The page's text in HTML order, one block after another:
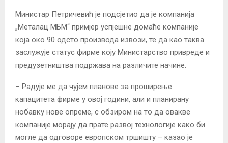
Министар Петричевић је подсјетио да је компанија
„Металац МБМ“ примјер успјешне домаће компаније
која око 90 одсто производа извози, те да као таква
заслужује статус фирме коју Министарство привреде и
предузетништва подржава на различите начине.
– Радује ме да чујем планове за проширење
капацитета фирме у овој години, али и планирану
нобавку нове опреме, с обзиром на то да овакве
компаније морају да прате развој технологије како би
могле да одговоре европском тршишту – казао је